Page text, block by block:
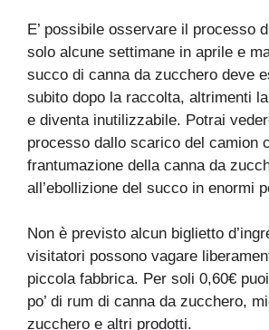
E’ possibile osservare il processo
solo alcune settimane in aprile e
succo di canna da zucchero deve
subito dopo la raccolta, altrimenti
e diventa inutilizzabile. Potrai
processo dallo scarico del camion
frantumazione della canna da
all’ebollizione del succo in enormi
Non è previsto alcun biglietto
visitatori possono vagare
piccola fabbrica. Per soli 0,60€
po’ di rum di canna da zucchero,
zucchero e altri prodotti.